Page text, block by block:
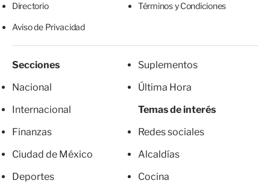
Directorio Términos y Condiciones
Aviso de Privacidad
Secciones
Nacional
Internacional
Finanzas
Ciudad de México
Deportes
Suplementos
Última Hora
Temas de interés
Redes sociales
Alcaldías
Cocina